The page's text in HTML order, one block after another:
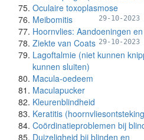
Oculaire toxoplasmose
Meibomitis 29-10-2023
Hoornvlies: Aandoeningen
Ziekte van Coats 29-10-2023
Lagoftalmie (niet kunnen
kunnen sluiten)
Macula-oedeem
Maculapucker
Kleurenblindheid
Keratitis
Coördinatieproblemen bij
Duizeligheid bij blinden en